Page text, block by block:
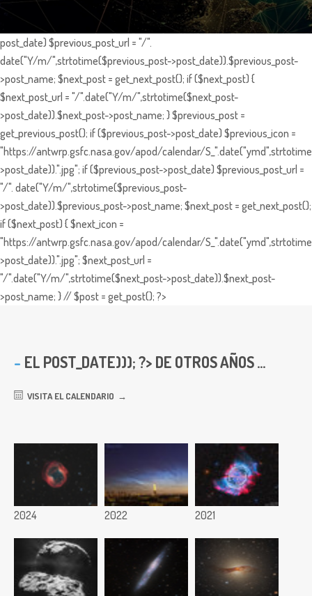
post_date) $previous_post_url = "/".
date("Y/m/",strtotime($previous_post->post_date)).$previous_post-
>post_name; $next_post = get_next_post(); if ($next_post) {
$next_post_url = "/".date("Y/m/",strtotime($next_post-
>post_date)).$next_post->post_name; } $previous_post =
get_previous_post(); if ($previous_post->post_date) $previous_icon =
"https://antwrp.gsfc.nasa.gov/apod/calendar/
>post_date)).".jpg"; if ($previous_post->post_date) $previous_post_url =
"/". date("Y/m/",strtotime($previous_post-
>post_date)).$previous_post->post_name; $next_post = get_next_post();
if ($next_post) { $next_icon =
"https://antwrp.gsfc.nasa.gov/apod/calendar/
>post_date)).".jpg"; $next_post_url =
"/".date("Y/m/",strtotime($next_post->post_date)).$next_post-
>post_name; } // $post = get_post(); ?>
EL POST_DATE))); ?> DE OTROS AÑOS ...
VISITA EL CALENDARIO
2024 2022 2021